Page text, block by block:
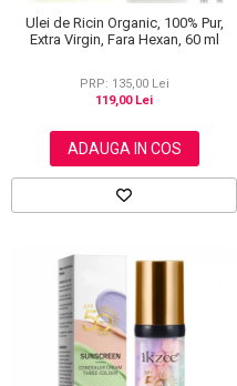
Ulei de Ricin Organic, 100% Pur,
Extra Virgin, Fara Hexan, 60 ml
PRP: 135,00 Lei
119,00 Lei
ADAUGA IN COS